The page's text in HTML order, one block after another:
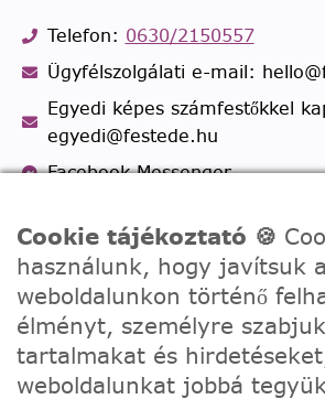
Telefon: 0630/2150557
Ügyfélszolgálati e-mail:
Egyedi képes számfestőkkel
egyedi@festede.hu
Facebook Messenger
Cookie tájékoztató 🍪
használunk, hogy javítsuk a
weboldalunkon történő
élményt, személyre
tartalmakat és
weboldalunkat jobbá